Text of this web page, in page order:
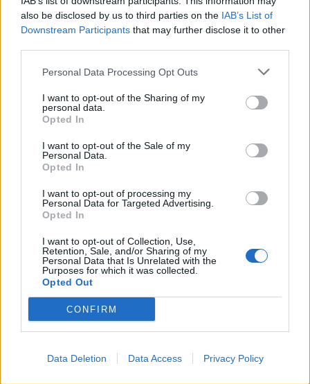
also be disclosed by us to third parties on the IAB’s List of
Downstream Participants that may further disclose it to other
Personal Data Processing Opt Outs
I want to opt-out of the Sharing of my
personal data.
Opted In
I want to opt-out of the Sale of my
Personal Data.
Opted In
I want to opt-out of processing my
Personal Data for Targeted Advertising.
Opted In
I want to opt-out of Collection, Use,
Retention, Sale, and/or Sharing of my
Personal Data that Is Unrelated with the
Purposes for which it was collected.
Opted Out
CONFIRM
Data Deletion Data Access Privacy Policy
Τρόφιμα - Προΐόντα
Συμπληρώματα
Σκεύη Μαγειρικής
Δημοφιλή Άρθρα